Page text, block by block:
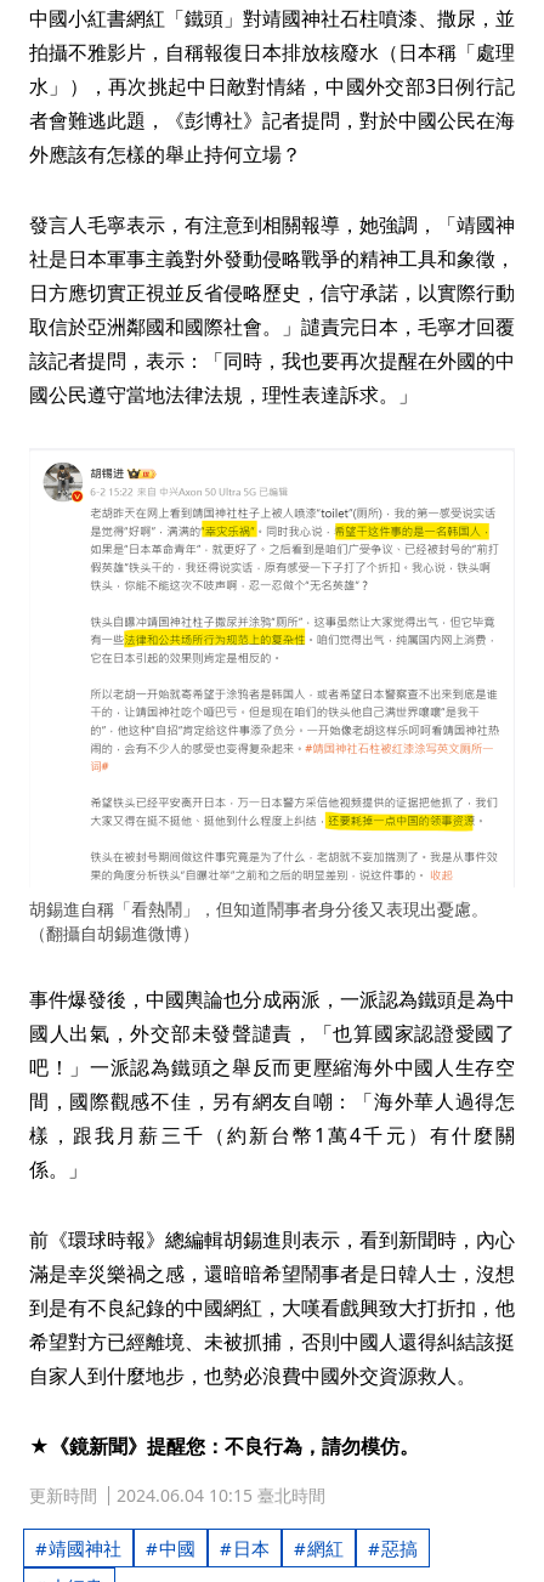
中國小紅書網紅「鐵頭」對靖國神社石柱噴漆、撒尿，並
拍攝不雅影片，自稱報復日本排放核廢水（日本稱「處理
水」），再次挑起中日敵對情緒，中國外交部3日例行記
者會難逃此題，《彭博社》記者提問，對於中國公民在海
外應該有怎樣的舉止持何立場？
發言人毛寧表示，有注意到相關報導，她強調，「靖國神
社是日本軍事主義對外發動侵略戰爭的精神工具和象徵，
日方應切實正視並反省侵略歷史，信守承諾，以實際行動
取信於亞洲鄰國和國際社會。」譴責完日本，毛寧才回覆
該記者提問，表示：「同時，我也要再次提醒在外國的中
國公民遵守當地法律法規，理性表達訴求。」
胡錫進自稱「看熱鬧」，但知道鬧事者身分後又表現出憂慮。
（翻攝自胡錫進微博）
事件爆發後，中國輿論也分成兩派，一派認為鐵頭是為中
國人出氣，外交部未發聲譴責，「也算國家認證愛國了
吧！」一派認為鐵頭之舉反而更壓縮海外中國人生存空
間，國際觀感不佳，另有網友自嘲：「海外華人過得怎
樣，跟我月薪三千（約新台幣1萬4千元）有什麼關
係。」
前《環球時報》總編輯胡錫進則表示，看到新聞時，內心
滿是幸災樂禍之感，還暗暗希望鬧事者是日韓人士，沒想
到是有不良紀錄的中國網紅，大嘆看戲興致大打折扣，他
希望對方已經離境、未被抓捕，否則中國人還得糾結該挺
自家人到什麼地步，也勢必浪費中國外交資源救人。
★《鏡新聞》提醒您：不良行為，請勿模仿。
更新時間 2024.06.04 10:15 臺北時間
靖國神社 中國 日本 網紅
惡搞